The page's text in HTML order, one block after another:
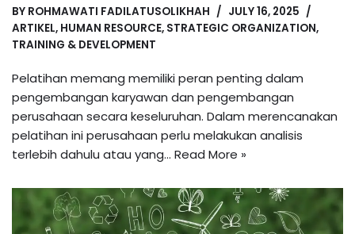
BY ROHMAWATI FADILATUSOLIKHAH
JULY 16, 2025
ARTIKEL, HUMAN RESOURCE, STRATEGIC ORGANIZATION,
TRAINING & DEVELOPMENT
Pelatihan memang memiliki peran penting dalam
pengembangan karyawan dan pengembangan
perusahaan secara keseluruhan. Dalam merencanakan
pelatihan ini perusahaan perlu melakukan analisis
terlebih dahulu atau yang… Read More »